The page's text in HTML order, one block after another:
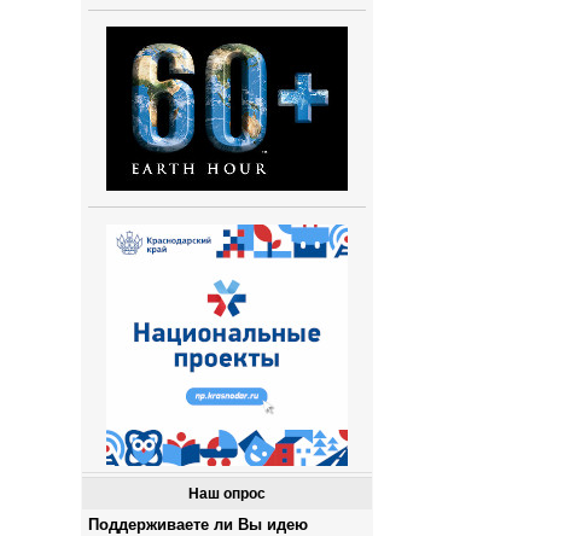
Наш опрос
Поддерживаете ли Вы идею